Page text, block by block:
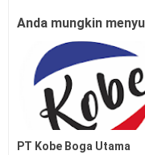
Anda mungkin
PT Kobe Boga Utama